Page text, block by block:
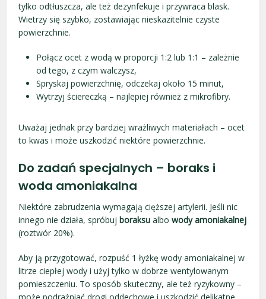
tylko odtłuszcza, ale też dezynfekuje i przywraca blask.
Wietrzy się szybko, zostawiając nieskazitelnie czyste
powierzchnie.
Połącz ocet z wodą w proporcji 1:2 lub 1:1 – zależnie
od tego, z czym walczysz,
Spryskaj powierzchnię, odczekaj około 15 minut,
Wytrzyj ściereczką – najlepiej również z mikrofibry.
Uważaj jednak przy bardziej wrażliwych materiałach – ocet
to kwas i może uszkodzić niektóre powierzchnie.
Do zadań specjalnych – boraks i
woda amoniakalna
Niektóre zabrudzenia wymagają cięższej artylerii. Jeśli nic
innego nie działa, spróbujboraksu albowody amoniakalnej
(roztwór 20%).
Aby ją przygotować, rozpuść 1 łyżkę wody amoniakalnej w
litrze ciepłej wody i użyj tylko w dobrze wentylowanym
pomieszczeniu. To sposób skuteczny, ale też ryzykowny –